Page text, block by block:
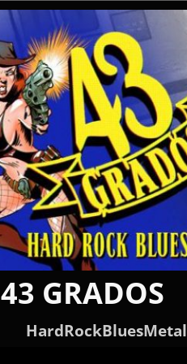
43 GRADOS
HardRockBluesMetal